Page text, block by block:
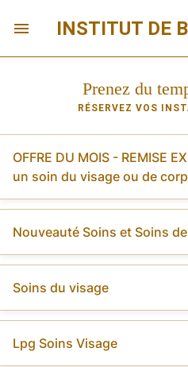
INSTITUT DE
Prenez du
RÉSERVEZ VOS
OFFRE DU MOIS - REMISE
un soin du visage ou de
Nouveauté Soins et Soins
Soins du visage
Lpg Soins Visage